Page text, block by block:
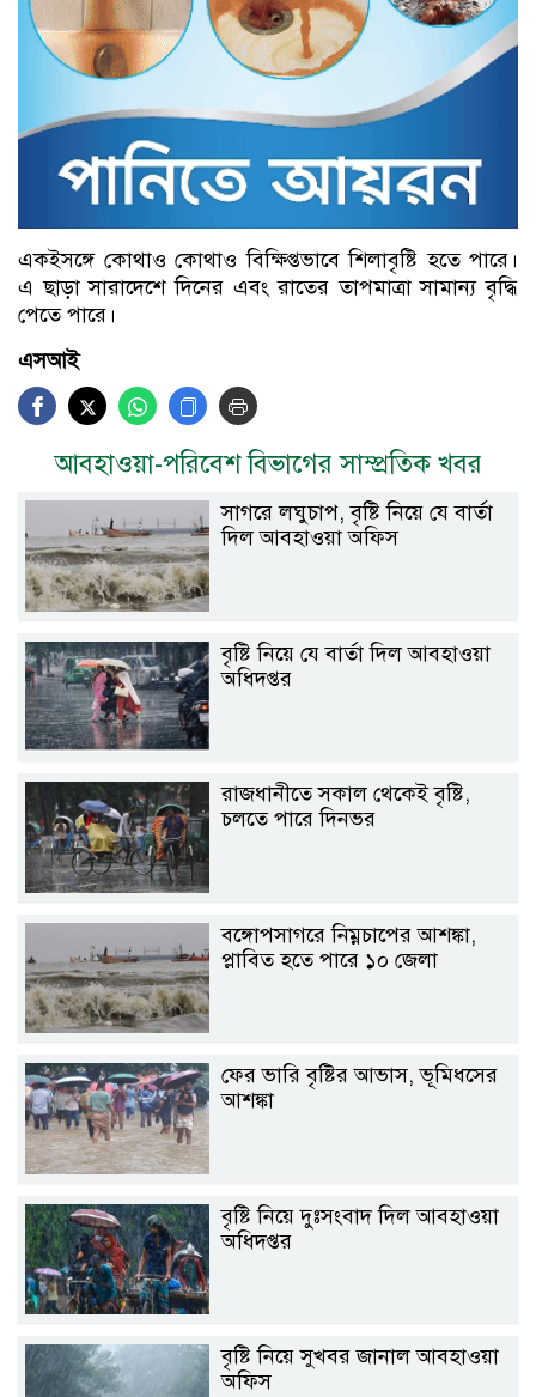
একইসঙ্গে কোথাও কোথাও বিক্ষিপ্তভাবে শিলাবৃষ্টি হতে পারে।
এ ছাড়া সারাদেশে দিনের এবং রাতের তাপমাত্রা সামান্য বৃদ্ধি
পেতে পারে।
এসআই
আবহাওয়া-পরিবেশ বিভাগের সাম্প্রতিক খবর
সাগরে লঘুচাপ, বৃষ্টি নিয়ে যে বার্তা
দিল আবহাওয়া অফিস
বৃষ্টি নিয়ে যে বার্তা দিল আবহাওয়া
অধিদপ্তর
রাজধানীতে সকাল থেকেই বৃষ্টি,
চলতে পারে দিনভর
বঙ্গোপসাগরে নিম্নচাপের আশঙ্কা,
প্লাবিত হতে পারে ১০ জেলা
ফের ভারি বৃষ্টির আভাস, ভূমিধসের
আশঙ্কা
বৃষ্টি নিয়ে দুঃসংবাদ দিল আবহাওয়া
অধিদপ্তর
বৃষ্টি নিয়ে সুখবর জানাল আবহাওয়া
অফিস